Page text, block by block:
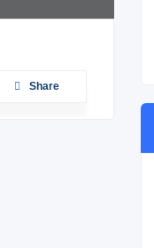
Share